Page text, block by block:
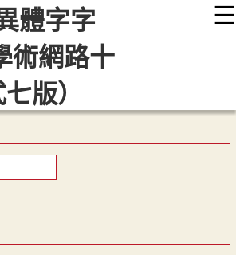
☰
問題 編輯說明
網站導覽